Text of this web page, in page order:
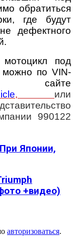
обратиться
где будут
дефектного
под
можно по VIN-
, или
990122
Японии,
+видео)
авторизоваться.